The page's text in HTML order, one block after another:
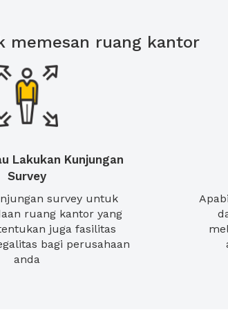
memesan ruang kantor
Lakukan Kunjungan
Survey
survey untuk
ruang kantor yang
juga fasilitas
bagi perusahaan
anda